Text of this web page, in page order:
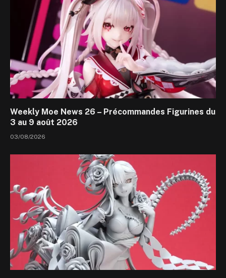
Weekly Moe News 26 – Précommandes Figurines du
3 au 9 août 2026
03/08/2026